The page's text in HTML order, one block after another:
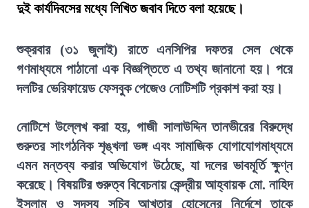
দুই কার্যদিবসের মধ্যে লিখিত জবাব দিতে বলা হয়েছে।
শুক্রবার (৩১ জুলাই) রাতে এনসিপির দফতর সেল থেকে
গণমাধ্যমে পাঠানো এক বিজ্ঞপ্তিতে এ তথ্য জানানো হয়। পরে
দলটির ভেরিফায়েড ফেসবুক পেজেও নোটিশটি প্রকাশ করা হয়।
নোটিশে উল্লেখ করা হয়, গাজী সালাউদ্দিন তানভীরের বিরুদ্ধে
গুরুতর সাংগঠনিক শৃঙ্খলা ভঙ্গ এবং সামাজিক যোগাযোগমাধ্যমে
এমন মন্তব্য করার অভিযোগ উঠেছে, যা দলের ভাবমূর্তি ক্ষুণ্ন
করেছে। বিষয়টির গুরুত্ব বিবেচনায় কেন্দ্রীয় আহ্বায়ক মো. নাহিদ
ইসলাম ও সদস্য সচিব আখতার হোসেনের নির্দেশে তাকে